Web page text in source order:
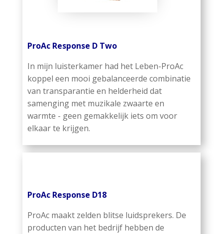
ProAc Response D Two
In mijn luisterkamer had het Leben-ProAc
koppel een mooi gebalanceerde combinatie
van transparantie en helderheid dat
samenging met muzikale zwaarte en
warmte - geen gemakkelijk iets om voor
elkaar te krijgen.
ProAc Response D18
ProAc maakt zelden blitse luidsprekers. De
producten van het bedrijf hebben de